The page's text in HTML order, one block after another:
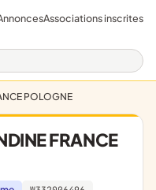
Associations inscrites
POLOGNE
FRANCE